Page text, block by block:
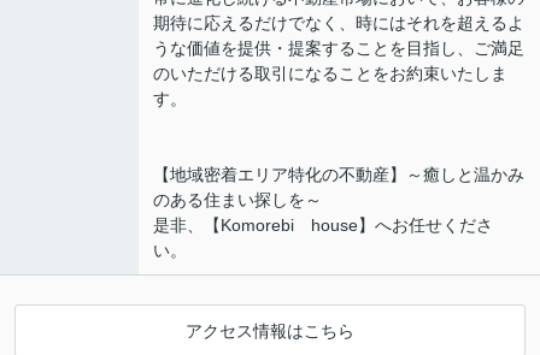
期待に応えるだけでなく、時にはそれを超えるよ
うな価値を提供・提案することを目指し、ご満足
のいただける取引になることをお約束いたしま
す。
【地域密着エリア特化の不動産】～癒しと温かみ
のある住まい探しを～
是非、【Komorebi house】へお任せくださ
い。
アクセス情報はこちら